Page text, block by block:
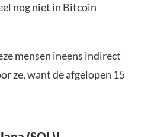
nog niet in Bitcoin
mensen ineens indirect
ze, want de afgelopen 15